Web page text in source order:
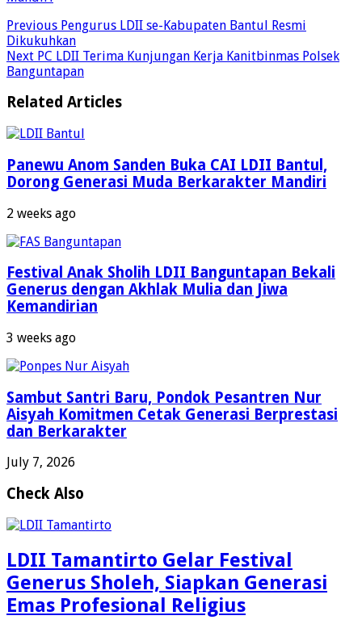
Previous Pengurus LDII se-Kabupaten Bantul Resmi
Dikukuhkan
Next PC LDII Terima Kunjungan Kerja Kanitbinmas Polsek
Banguntapan
Related Articles
Panewu Anom Sanden Buka CAI LDII Bantul,
Dorong Generasi Muda Berkarakter Mandiri
2 weeks ago
Festival Anak Sholih LDII Banguntapan Bekali
Generus dengan Akhlak Mulia dan Jiwa
Kemandirian
3 weeks ago
Sambut Santri Baru, Pondok Pesantren Nur
Aisyah Komitmen Cetak Generasi Berprestasi
dan Berkarakter
July 7, 2026
Check Also
LDII Tamantirto Gelar Festival
Generus Sholeh, Siapkan Generasi
Emas Profesional Religius